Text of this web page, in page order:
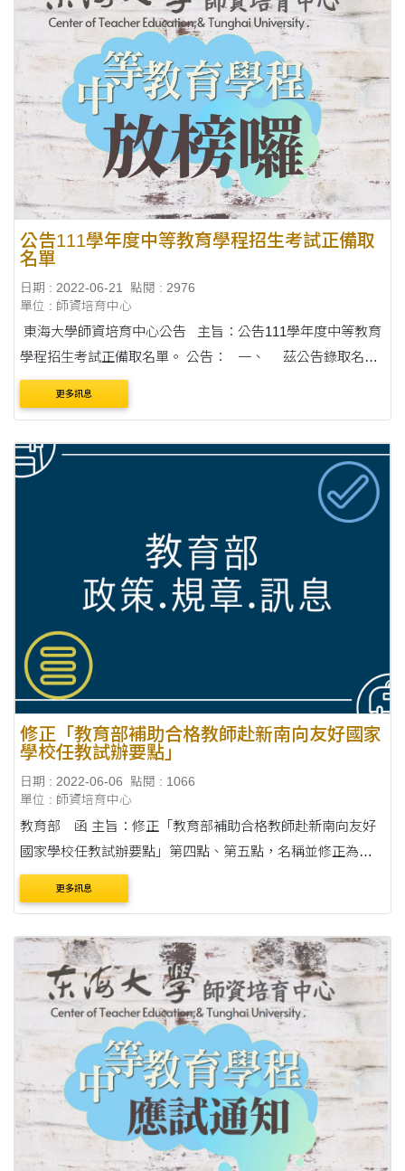
公告111學年度中等教育學程招生考試正備取
名單
日期 : 2022-06-21
點閱 : 2976
單位 : 師資培育中心
東海大學師資培育中心公告 主旨：公告111學年度中等教育
學程招生考試正備取名單。 公告： 一、 茲公告錄取名單
如下，錄取學生應於111年6月21日～ 111年7月3日期間辦理
報到，....
更多訊息
修正「教育部補助合格教師赴新南向友好國家
學校任教試辦要點」
日期 : 2022-06-06
點閱 : 1066
單位 : 師資培育中心
教育部 函 主旨：修正「教育部補助合格教師赴新南向友好
國家學校任教試辦要點」第四點、第五點，名稱並修正為
「教育部補助合格教師赴新南向友好國家學校任教要點」，
業經本部於中華民國111年5月30日以臺教師(三)字....
更多訊息